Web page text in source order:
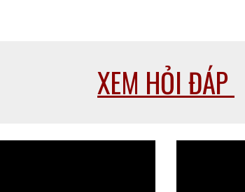
XEM HỎI ĐÁP